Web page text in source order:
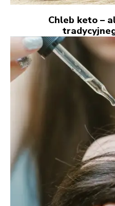
Chleb keto –